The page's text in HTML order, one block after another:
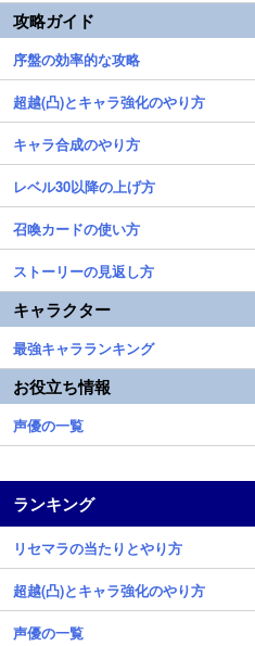
攻略ガイド
序盤の効率的な攻略
超越(凸)とキャラ強化のやり方
キャラ合成のやり方
レベル30以降の上げ方
召喚カードの使い方
ストーリーの見返し方
キャラクター
最強キャラランキング
お役立ち情報
声優の一覧
ランキング
リセマラの当たりとやり方
超越(凸)とキャラ強化のやり方
声優の一覧